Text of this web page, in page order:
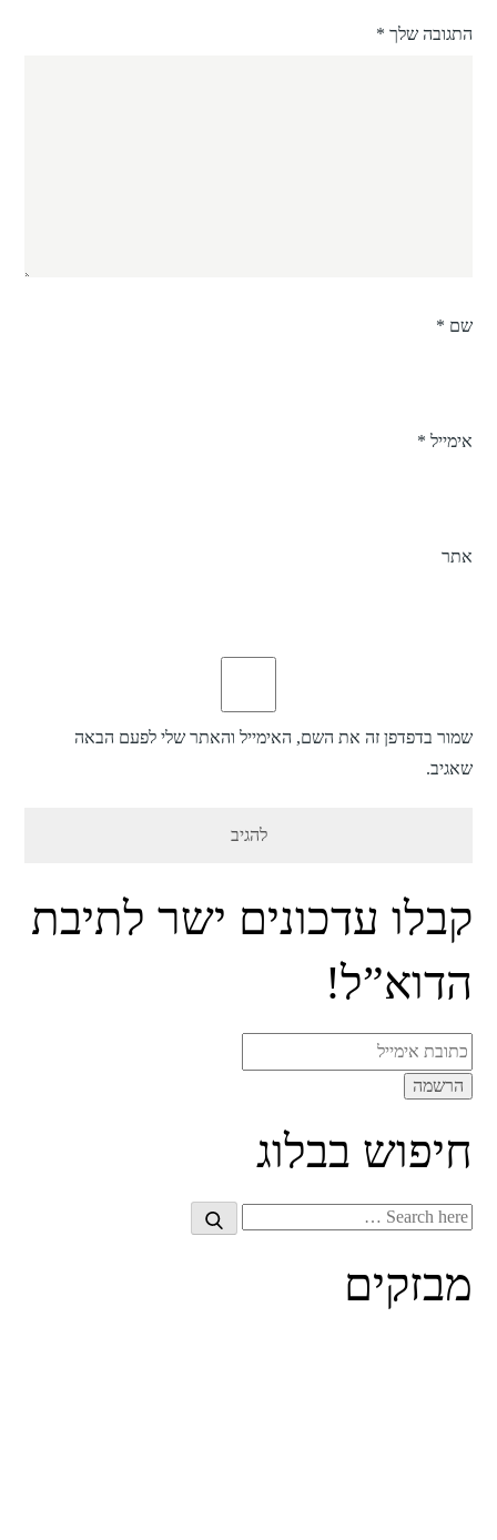
התגובה שלך *
שם *
אימייל *
אתר
שמור בדפדפן זה את השם, האימייל והאתר שלי לפעם הבאה
שאגיב.
קבלו עדכונים ישר לתיבת
הדוא”ל!
חיפוש בבלוג
Search
Search
מבזקים